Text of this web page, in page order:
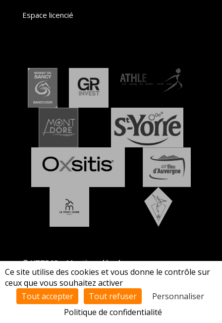
Espace licencié
© XTTR63 –Mentions légales
Ce site utilise des cookies et vous donne le contrôle sur
ceux que vous souhaitez activer
Tout accepter
Tout refuser
Personnaliser
Politique de confidentialité